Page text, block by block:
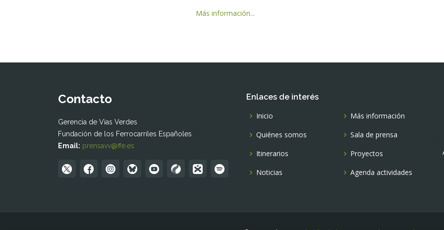
Más información...
Contacto
Gerencia de Vías Verdes
Fundación de los Ferrocarriles Españoles
Email: prensavv@ffe.es
Enlaces de interés
Inicio
Quiénes somos
Itinerarios
Noticias
Más información
Sala de prensa
Proyectos
Agenda actividades